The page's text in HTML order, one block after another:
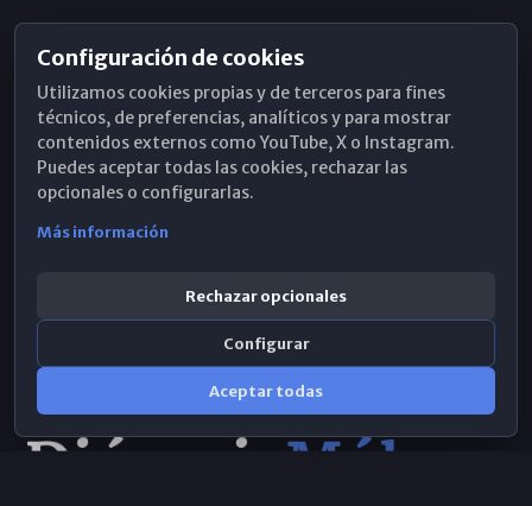
Horarios de Misa
Hemeroteca
WhatsApp
Configuración de cookies
Utilizamos cookies propias y de terceros para fines
técnicos, de preferencias, analíticos y para mostrar
contenidos externos como YouTube, X o Instagram.
Puedes aceptar todas las cookies, rechazar las
opcionales o configurarlas.
Más información
Rechazar opcionales
Configurar
Aceptar todas